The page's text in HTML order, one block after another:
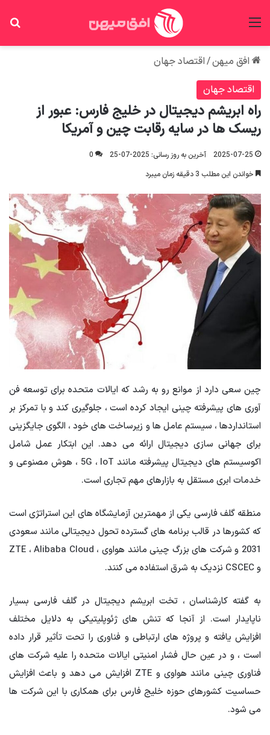
افق میهن/اقتصاد جهان
اقتصاد جهان
راه ابریشم دیجیتال در خلیج فارس: عبور از
ریسک ها در سایه رقابت چین و آمریکا
2025-07-25 آخرین به روز رسانی: 2025-07-25
0
خواندن این مطلب 3 دقیقه زمان میبرد
چین سعی دارد از موانع رو به رشد که ایالات متحده برای توسعه فن
آوری های پیشرفته چینی ایجاد کرده است ، جلوگیری کند و با تمرکز بر
استانداردها ، سیستم عامل ها و زیرساخت های خود ، الگوی جایگزینی
برای جهانی سازی دیجیتال ارائه می دهد. این ابتکار عمل شامل
اکوسیستم های دیجیتال پیشرفته مانند 5G ، IoT ، هوش مصنوعی و
خدمات ابری مستقل به بازارهای مهم تجاری است.
منطقه گلف فارسی یکی از مهمترین آزمایشگاه های این استراتژی است
که کشورها در قالب برنامه های گسترده تحول دیجیتالی مانند سعودی
2031 و شرکت های بزرگ چینی مانند هواوی ، ZTE ، Alibaba Cloud
و CSCEC نزدیک به شرق استفاده می کنند.
به گفته کارشناسان ، تخت ابریشم دیجیتال در گلف فارسی بسیار
ناپایدار است. از آنجا که تنش های ژئوپلیتیکی به دلایل مختلف
افزایش یافته و پروژه های ارتباطی و فناوری را تحت تأثیر قرار داده
است ، و در عین حال فشار امنیتی ایالات متحده را علیه شرکت های
فناوری چینی مانند هواوی و ZTE افزایش می دهد و باعث افزایش
حساسیت کشورهای حوزه خلیج فارس برای همکاری با این شرکت ها
می شود.